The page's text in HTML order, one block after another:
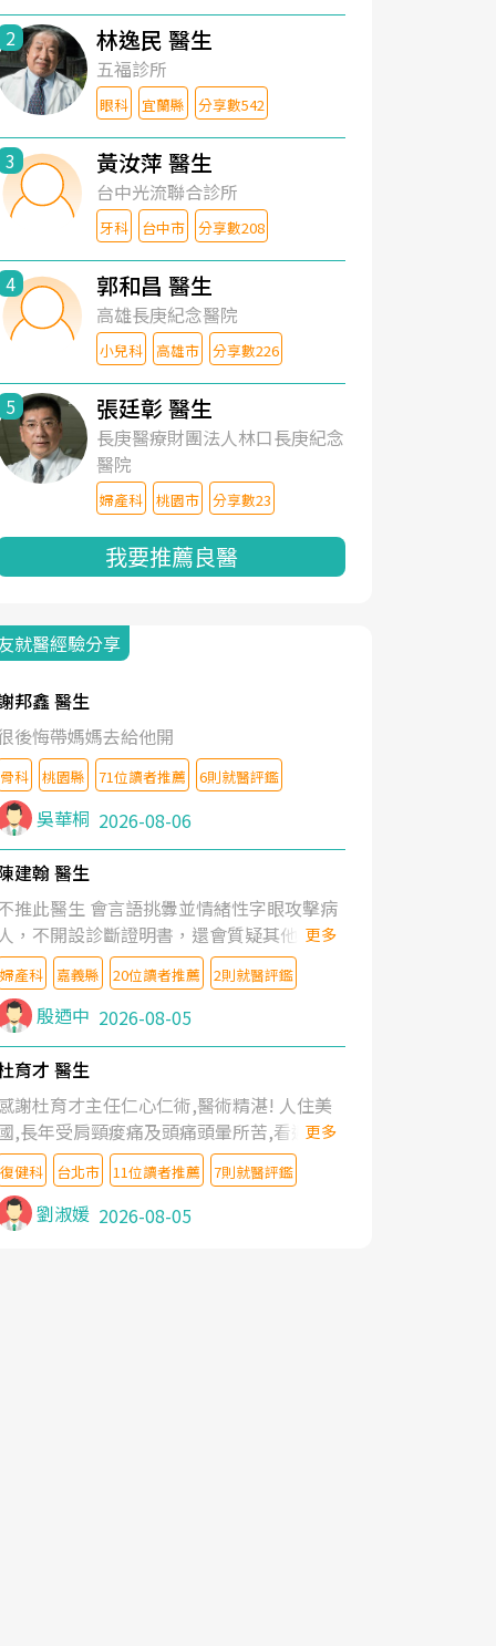
2 林逸民 醫生
五福診所
眼科 宜蘭縣 分享數542
3 黃汝萍 醫生
台中光流聯合診所
牙科 台中市 分享數208
4 郭和昌 醫生
高雄長庚紀念醫院
小兒科 高雄市 分享數226
5 張廷彰 醫生
長庚醫療財團法人林口長庚紀念
醫院
婦產科 桃園市 分享數23
我要推薦良醫
就醫經驗分享
邦鑫 醫生
後悔帶媽媽去給他開
骨科 桃園縣 71位讀者推薦 6則就醫評鑑
吳華桐 2026-08-06
建翰 醫生
推此醫生 會言語挑釁並情緒性字眼攻擊病
，不開設診斷證明書，還會質疑其他醫生
判斷！
更多
婦產科 嘉義縣 20位讀者推薦 2則就醫評鑑
殷迺中 2026-08-05
育才 醫生
謝杜育才主任仁心仁術,醫術精湛! 人住美
,長年受肩頸痠痛及頭痛頭暈所苦,看遍名醫
授,做了各種檢查,也嘗試過西醫打針,中醫
灸及物理徒手治療都沒有用,後來連吃到嗎
類止痛藥都效果有限,只是壓症狀,沒多久就
起來,多年失眠嚴重影響生活品質. 台灣親
更多
復健科 台北市 11位讀者推薦 7則就醫評鑑
劉淑媛 2026-08-05